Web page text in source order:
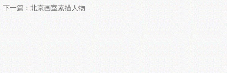
下一篇： 北京画室素描人物